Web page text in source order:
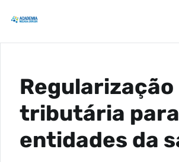
Regularização
tributária para
entidades da